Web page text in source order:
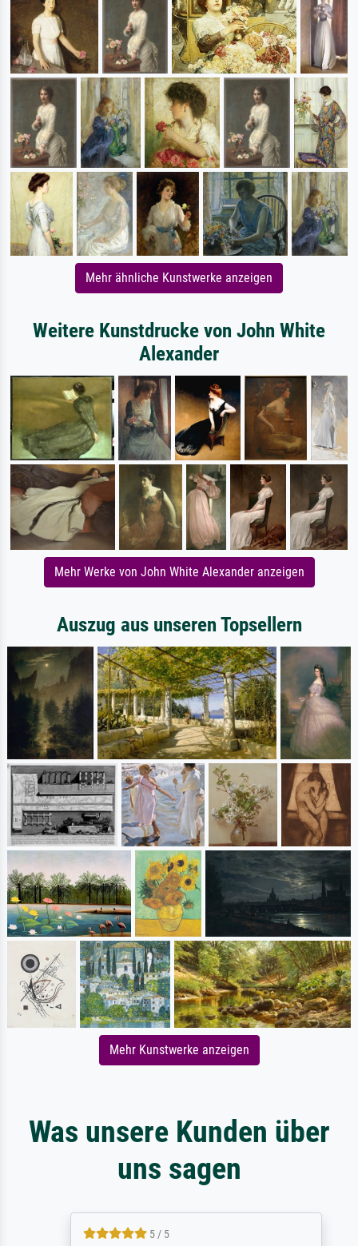
Mehr ähnliche Kunstwerke anzeigen
Weitere Kunstdrucke von John White
Alexander
Mehr Werke von John White Alexander anzeigen
Auszug aus unseren Topsellern
Mehr Kunstwerke anzeigen
Was unsere Kunden über
uns sagen
5 / 5